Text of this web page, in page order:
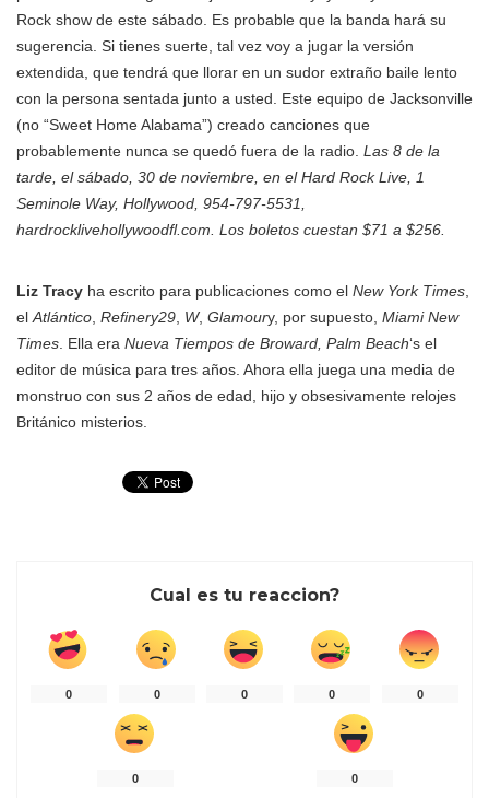
Rock show de este sábado. Es probable que la banda hará su
sugerencia. Si tienes suerte, tal vez voy a jugar la versión
extendida, que tendrá que llorar en un sudor extraño baile lento
con la persona sentada junto a usted. Este equipo de Jacksonville
(no “Sweet Home Alabama”) creado canciones que
probablemente nunca se quedó fuera de la radio. Las 8 de la
tarde, el sábado, 30 de noviembre, en el Hard Rock Live, 1
Seminole Way, Hollywood, 954-797-5531,
hardrocklivehollywoodfl.com. Los boletos cuestan $71 a $256.
Liz Tracy ha escrito para publicaciones como el New York Times
el Atlántico Refinery29 W, Glamoury, por supuesto, Miami New
Times . Ella era Nueva Tiempos de Broward, Palm Beach‘s el
editor de música para tres años. Ahora ella juega una media de
monstruo con sus 2 años de edad, hijo y obsesivamente relojes
Británico misterios.
Cual es tu reaccion?
0 0 0 0 0
0 0